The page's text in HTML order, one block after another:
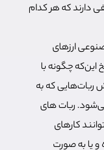
دارند که هر کدام
ارزهای
این‌که چگونه با
که به
ربات های
کارهای
و یا به صورت